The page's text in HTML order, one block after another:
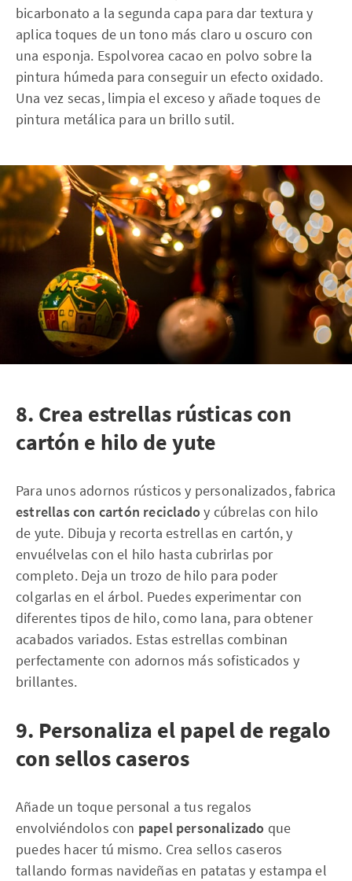
bicarbonato a la segunda capa para dar textura y
aplica toques de un tono más claro u oscuro con
una esponja. Espolvorea cacao en polvo sobre la
pintura húmeda para conseguir un efecto oxidado.
Una vez secas, limpia el exceso y añade toques de
pintura metálica para un brillo sutil.
8. Crea estrellas rústicas con
cartón e hilo de yute
Para unos adornos rústicos y personalizados, fabrica
estrellas con cartón reciclado y cúbrelas con hilo
de yute. Dibuja y recorta estrellas en cartón, y
envuélvelas con el hilo hasta cubrirlas por
completo. Deja un trozo de hilo para poder
colgarlas en el árbol. Puedes experimentar con
diferentes tipos de hilo, como lana, para obtener
acabados variados. Estas estrellas combinan
perfectamente con adornos más sofisticados y
brillantes.
9. Personaliza el papel de regalo
con sellos caseros
Añade un toque personal a tus regalos
envolviéndolos con papel personalizado que
puedes hacer tú mismo. Crea sellos caseros
tallando formas navideñas en patatas y estampa el